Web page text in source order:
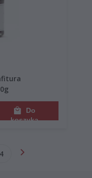
Do
koszyka
4